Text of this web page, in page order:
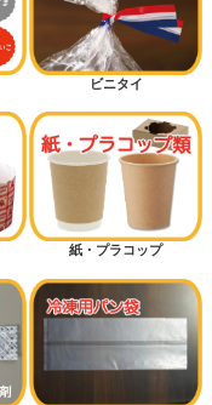
ビニタイ
紙・プラコップ